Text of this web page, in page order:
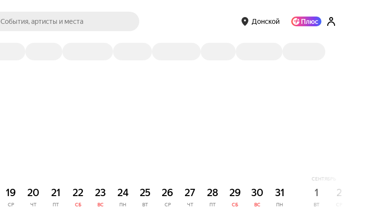
События, артисты и места Донской
19
СР
20
ЧТ
21
ПТ
22
СБ
23
ВС
24
ПН
25
ВТ
26
СР
27
ЧТ
28
ПТ
29
СБ
30
ВС
31
ПН
СЕНТЯБРЬ
1
ВТ
2